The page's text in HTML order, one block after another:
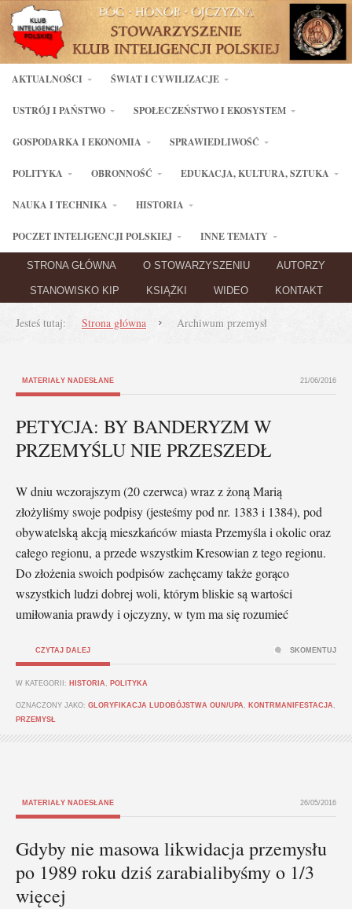
AKTUALNOŚCI ŚWIAT I CYWILIZACJE
USTRÓJ I PAŃSTWO SPOŁECZEŃSTWO I EKOSYSTEM
GOSPODARKA I EKONOMIA SPRAWIEDLIWOŚĆ
POLITYKA OBRONNOŚĆ EDUKACJA, KULTURA, SZTUKA
NAUKA I TECHNIKA HISTORIA
POCZET INTELIGENCJI POLSKIEJ INNE TEMATY
STRONA GŁÓWNA O STOWARZYSZENIU AUTORZY
STANOWISKO KIP KSIĄŻKI WIDEO KONTAKT
Jesteś tutaj: Strona główna Archiwum przemysł
MATERIAŁY NADESŁANE 21/06/2016
PETYCJA: BY BANDERYZM W
PRZEMYŚLU NIE PRZESZEDŁ
W dniu wczorajszym (20 czerwca) wraz z żoną Marią
złożyliśmy swoje podpisy (jesteśmy pod nr. 1383 i 1384), pod
obywatelską akcją mieszkańców miasta Przemyśla i okolic oraz
całego regionu, a przede wszystkim Kresowian z tego regionu.
Do złożenia swoich podpisów zachęcamy także gorąco
wszystkich ludzi dobrej woli, którym bliskie są wartości
umiłowania prawdy i ojczyzny, w tym ma się rozumieć
CZYTAJ DALEJ
W KATEGORII: HISTORIA POLITYKA
OZNACZONY JAKO: GLORYFIKACJA LUDOBÓJSTWA OUN/UPA KONTRMANIFESTACJA
PRZEMYSŁ
SKOMENTUJ
MATERIAŁY NADESŁANE 26/05/2016
Gdyby nie masowa likwidacja przemysłu
po 1989 roku dziś zarabialibyśmy o 1/3
więcej